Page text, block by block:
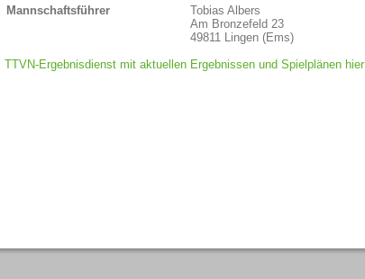
Mannschaftsführer
Tobias Albers
Am Bronzefeld 23
49811 Lingen (Ems)
TTVN-Ergebnisdienst mit aktuellen Ergebnissen und Spielplänen hier